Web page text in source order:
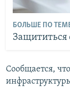
БОЛЬШЕ ПО
Защититься
Сообщается,